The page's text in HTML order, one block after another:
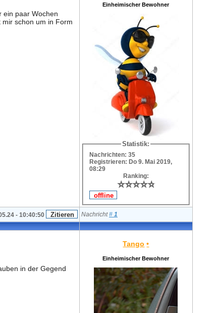
ein paar Wochen
schon um in Form
Einheimischer Bewohner
Statistik:
Nachrichten: 35
Registrieren: Do 9. Mai 2019,
08:29
Ranking:
⭐⭐⭐⭐⭐
⭐⭐⭐⭐⭐
- 10:40:50 Nachricht# 1
in der Gegend
Tango •
Einheimischer Bewohner